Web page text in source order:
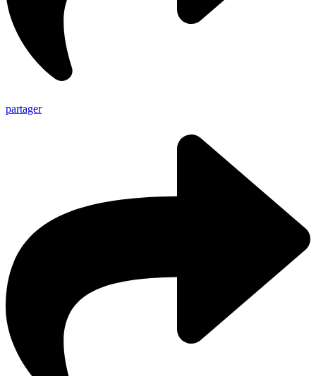
partager